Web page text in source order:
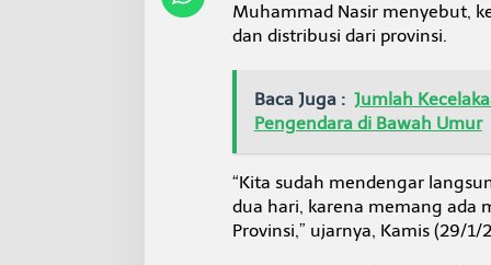
S
i
F
a
i
l
Muhammad Nasir menyebut,
dan distribusi dari provinsi.
Baca Juga : Jumlah
Pengendara di Bawah Umur
“Kita sudah mendengar
dua hari, karena memang ada
Provinsi,” ujarnya, Kamis (29/1/